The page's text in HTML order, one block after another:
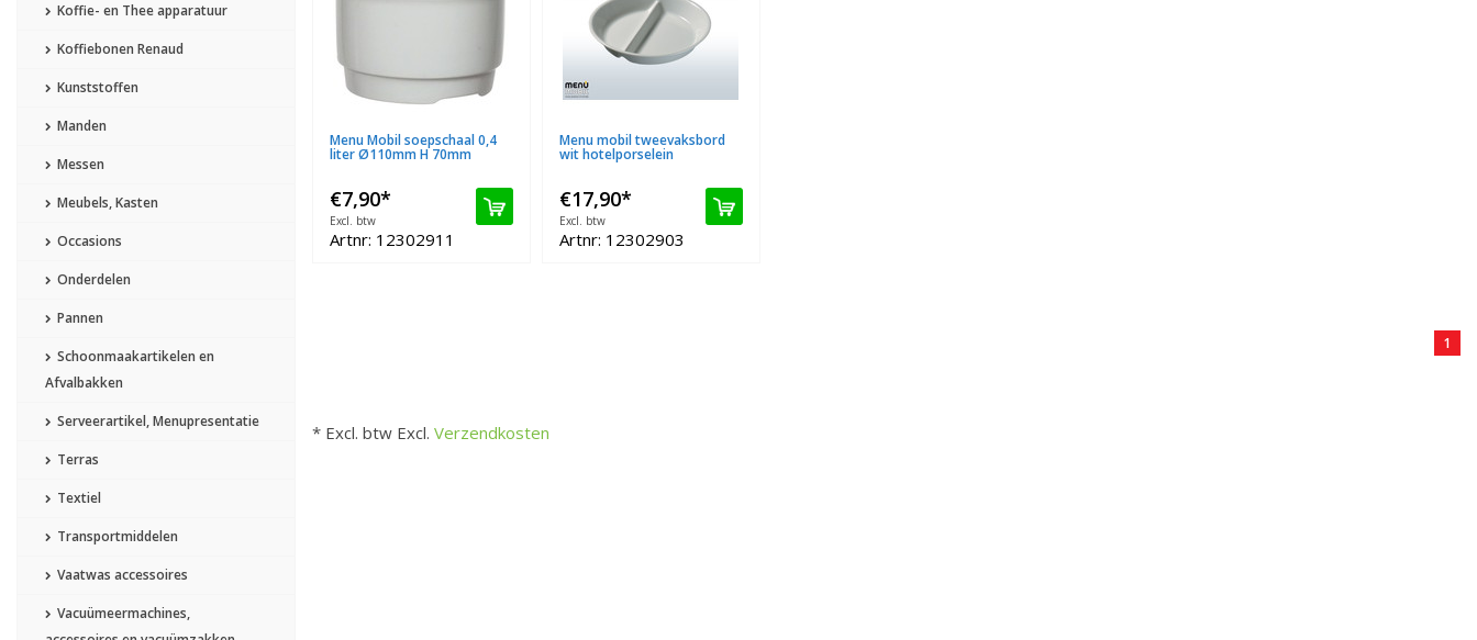
Koffie- en Thee apparatuur
Koffiebonen Renaud
Kunststoffen
Manden
Messen
Meubels, Kasten
Occasions
Onderdelen
Pannen
Schoonmaakartikelen en
Afvalbakken
Serveerartikel, Menupresentatie
Terras
Textiel
Transportmiddelen
Vaatwas accessoires
Vacuümeermachines,
Menu Mobil soepschaal 0,4
liter Ø110mm H 70mm
€7,90*
Excl. btw
Artnr: 12302911
Menu mobil tweevaksbord
wit hotelporselein
€17,90*
Excl. btw
Artnr: 12302903
1
* Excl. btw Excl. Verzendkosten